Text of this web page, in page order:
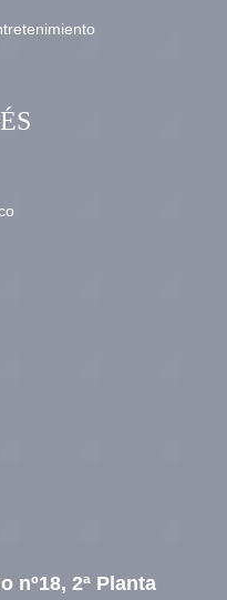
nº18, 2ª Planta